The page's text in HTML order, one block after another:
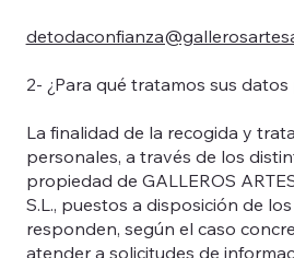
2- ¿Para qué tratamos sus
La finalidad de la recogida y
personales, a través de los
propiedad de GALLEROS
S.L., puestos a disposición de
responden, según el caso
atender a solicitudes de